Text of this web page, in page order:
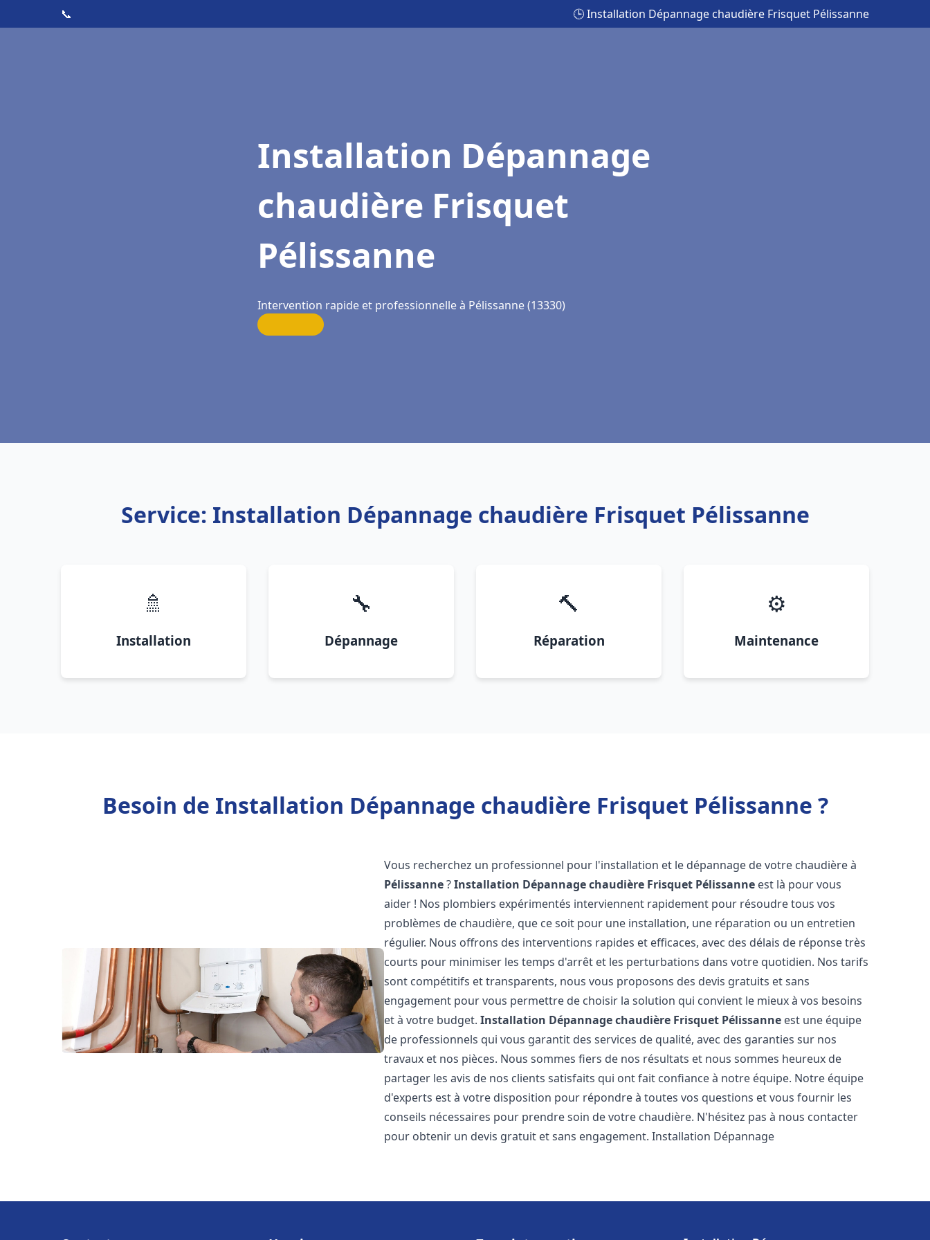
📞 🕒 Installation Dépannage chaudière Frisquet Pélissanne
Installation Dépannage
chaudière Frisquet
Pélissanne
Intervention rapide et professionnelle à Pélissanne (13330)
Service: Installation Dépannage chaudière Frisquet Pélissanne
🚿
Installation
🔧
Dépannage
🔨
Réparation
⚙️
Maintenance
Besoin de Installation Dépannage chaudière Frisquet Pélissanne ?
Vous recherchez un professionnel pour l'installation et le dépannage de votre chaudière à
Pélissanne?Installation Dépannage chaudière Frisquet Pélissanne est là pour vous
aider ! Nos plombiers expérimentés interviennent rapidement pour résoudre tous vos
problèmes de chaudière, que ce soit pour une installation, une réparation ou un entretien
régulier. Nous offrons des interventions rapides et efficaces, avec des délais de réponse très
courts pour minimiser les temps d'arrêt et les perturbations dans votre quotidien. Nos tarifs
sont compétitifs et transparents, nous vous proposons des devis gratuits et sans
engagement pour vous permettre de choisir la solution qui convient le mieux à vos besoins
et à votre budget.Installation Dépannage chaudière Frisquet Pélissanne est une équipe
de professionnels qui vous garantit des services de qualité, avec des garanties sur nos
travaux et nos pièces. Nous sommes fiers de nos résultats et nous sommes heureux de
partager les avis de nos clients satisfaits qui ont fait confiance à notre équipe. Notre équipe
d'experts est à votre disposition pour répondre à toutes vos questions et vous fournir les
conseils nécessaires pour prendre soin de votre chaudière. N'hésitez pas à nous contacter
pour obtenir un devis gratuit et sans engagement. Installation Dépannage